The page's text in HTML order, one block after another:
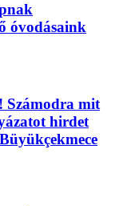
óvodásaink
Számodra mit
hirdet